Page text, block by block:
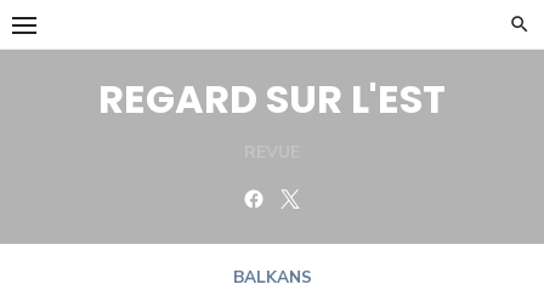
Skip
to
REGARD SUR L'EST
Facebook
BALKANS